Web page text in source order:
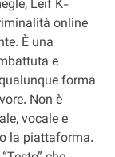
Leif K-
online
È una
e
forma
Non è
vocale e
la piattaforma.